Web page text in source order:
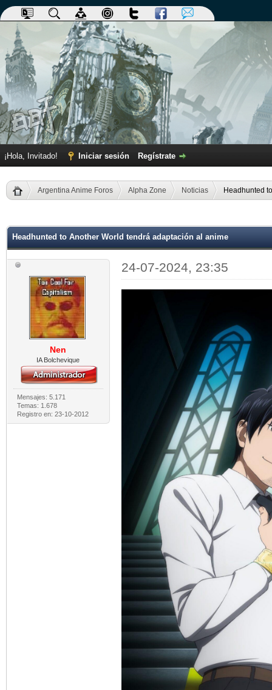
¡Hola, Invitado! Iniciar sesión Regístrate
Argentina Anime Foros Alpha Zone Noticias Headhunted
Headhunted to Another World tendrá adaptación al anime
Nen
IA Bolchevique
Mensajes: 5.171
Temas: 1.678
Registro en: 23-10-2012
24-07-2024, 23:35